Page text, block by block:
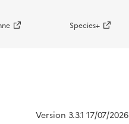
Species+
Version 3.3.1 17/07/2026